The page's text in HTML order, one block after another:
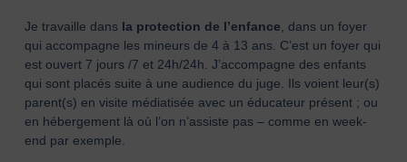
Je travaille dans la protection de l’enfance , dans un foyer
qui accompagne les mineurs de 4 à 13 ans. C’est un foyer qui
est ouvert 7 jours /7 et 24h/24h. J’accompagne des enfants
qui sont placés suite à une audience du juge. Ils voient leur(s)
parent(s) en visite médiatisée avec un éducateur présent ; ou
en hébergement là où l’on n’assiste pas – comme en week-
end par exemple.